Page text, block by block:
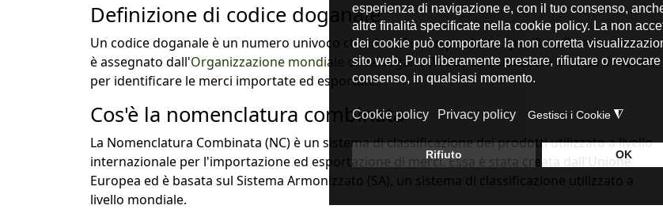
Definizione di codice doganale
Un codice doganale è un numero univoco che identifica un prodotto specifico. Questo numero
è assegnato dall'Organizzazione mondiale delle dogane (WCO)ed è utilizzato in tutto il mondo
per identificare le merci importate ed esportate.
Cos'è la nomenclatura combinata
La Nomenclatura Combinata (NC) è un sistema di classificazione dei prodotti utilizzato a livello
internazionale per l'importazione ed esportazione di merci. Essa è stata creata dall'Unione
Europea ed è basata sul Sistema Armonizzato (SA), un sistema di classificazione utilizzato a
livello mondiale.